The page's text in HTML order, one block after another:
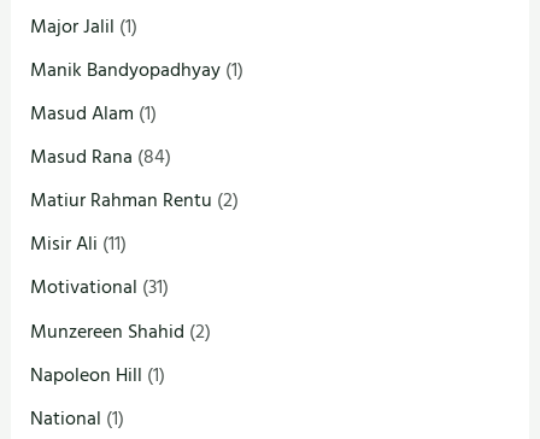
Major Jalil (1)
Manik Bandyopadhyay(1)
Masud Alam (1)
Masud Rana (84)
Matiur Rahman Rentu (2)
Misir Ali (11)
Motivational (31)
Munzereen Shahid (2)
Napoleon Hill (1)
National (1)